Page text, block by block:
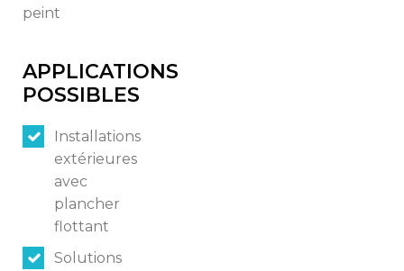
peint
APPLICATIONS
POSSIBLES
Installations
extérieures
avec
plancher
flottant
Solutions